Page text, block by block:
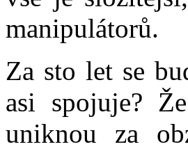
manipulátorů.
Za sto let se
asi spojuje?
uniknou za